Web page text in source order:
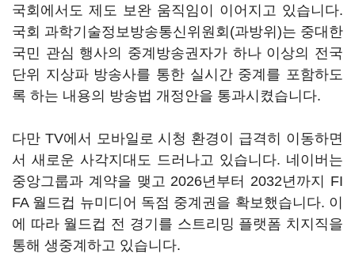
국회에서도 제도 보완 움직임이 이어지고 있습니다.
국회 과학기술정보방송통신위원회(과방위)는 중대한
국민 관심 행사의 중계방송권자가 하나 이상의 전국
단위 지상파 방송사를 통한 실시간 중계를 포함하도
록 하는 내용의 방송법 개정안을 통과시켰습니다.
다만 TV에서 모바일로 시청 환경이 급격히 이동하면
서 새로운 사각지대도 드러나고 있습니다. 네이버는
중앙그룹과 계약을 맺고 2026년부터 2032년까지 FI
FA 월드컵 뉴미디어 독점 중계권을 확보했습니다. 이
에 따라 월드컵 전 경기를 스트리밍 플랫폼 치지직을
통해 생중계하고 있습니다.